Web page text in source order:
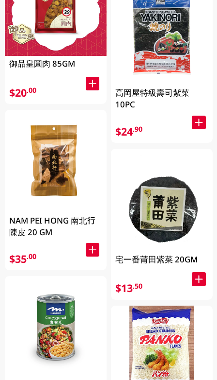
御品皇圓肉 85GM
$20.00
NAM PEI HONG 南北行
陳皮 20 GM
$35.00
高岡屋特級壽司紫菜
10PC
$24.90
宅一番莆田紫菜 20GM
$13.50